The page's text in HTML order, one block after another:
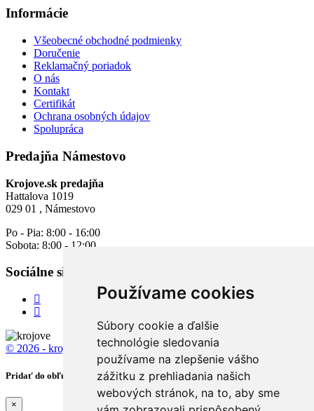
Používame cookies
Súbory cookie a ďalšie
technológie sledovania
používame na zlepšenie vášho
zážitku z prehliadania našich
webových stránok, na to, aby sme
Informácie
Všeobecné obchodné podmienky
Doručenie
Reklamačný poriadok
O nás
Kontakt
Certifikát
Ochrana osobných údajov
Spolupráca
Predajňa Námestovo
Krojove.sk predajňa
Hattalova 1019
029 01 , Námestovo
Po - Pia: 8:00 - 16:00
Sobota: 8:00 - 12:00
Sociálne siete
© 2026 - krojove.sk All rights reserved.
Pridať do obľúbených
×